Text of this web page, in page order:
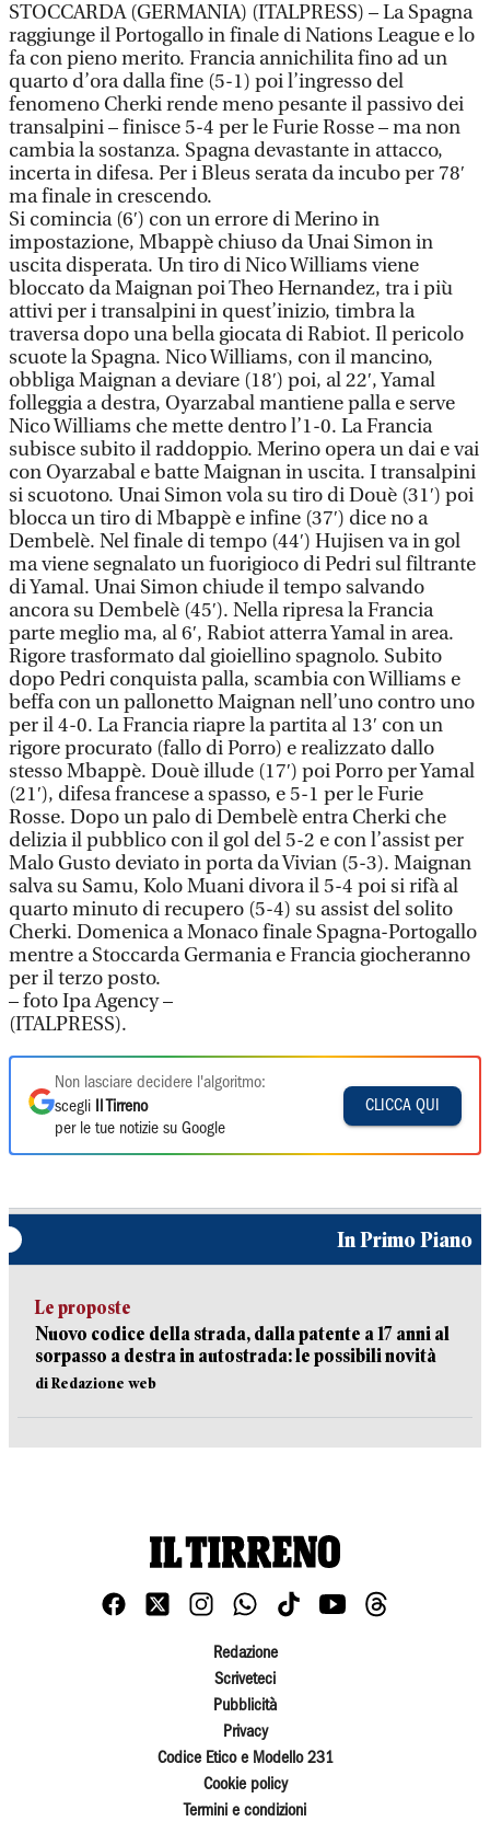
STOCCARDA (GERMANIA) (ITALPRESS) – La Spagna
raggiunge il Portogallo in finale di Nations League e lo
fa con pieno merito. Francia annichilita fino ad un
quarto d’ora dalla fine (5-1) poi l’ingresso del
fenomeno Cherki rende meno pesante il passivo dei
transalpini – finisce 5-4 per le Furie Rosse – ma non
cambia la sostanza. Spagna devastante in attacco,
incerta in difesa. Per i Bleus serata da incubo per 78′
ma finale in crescendo.
Si comincia (6′) con un errore di Merino in
impostazione, Mbappè chiuso da Unai Simon in
uscita disperata. Un tiro di Nico Williams viene
bloccato da Maignan poi Theo Hernandez, tra i più
attivi per i transalpini in quest’inizio, timbra la
traversa dopo una bella giocata di Rabiot. Il pericolo
scuote la Spagna. Nico Williams, con il mancino,
obbliga Maignan a deviare (18′) poi, al 22′, Yamal
folleggia a destra, Oyarzabal mantiene palla e serve
Nico Williams che mette dentro l’1-0. La Francia
subisce subito il raddoppio. Merino opera un dai e vai
con Oyarzabal e batte Maignan in uscita. I transalpini
si scuotono. Unai Simon vola su tiro di Douè (31′) poi
blocca un tiro di Mbappè e infine (37′) dice no a
Dembelè. Nel finale di tempo (44′) Hujisen va in gol
ma viene segnalato un fuorigioco di Pedri sul filtrante
di Yamal. Unai Simon chiude il tempo salvando
ancora su Dembelè (45′). Nella ripresa la Francia
parte meglio ma, al 6′, Rabiot atterra Yamal in area.
Rigore trasformato dal gioiellino spagnolo. Subito
dopo Pedri conquista palla, scambia con Williams e
beffa con un pallonetto Maignan nell’uno contro uno
per il 4-0. La Francia riapre la partita al 13′ con un
rigore procurato (fallo di Porro) e realizzato dallo
stesso Mbappè. Douè illude (17′) poi Porro per Yamal
(21′), difesa francese a spasso, e 5-1 per le Furie
Rosse. Dopo un palo di Dembelè entra Cherki che
delizia il pubblico con il gol del 5-2 e con l’assist per
Malo Gusto deviato in porta da Vivian (5-3). Maignan
salva su Samu, Kolo Muani divora il 5-4 poi si rifà al
quarto minuto di recupero (5-4) su assist del solito
Cherki. Domenica a Monaco finale Spagna-Portogallo
mentre a Stoccarda Germania e Francia giocheranno
per il terzo posto.
– foto Ipa Agency –
(ITALPRESS).
Non lasciare decidere l'algoritmo:
scegli
Il Tirreno
per le tue notizie su Google
CLICCA QUI
In Primo Piano
Le proposte
Nuovo codice della strada, dalla patente a 17 anni al
sorpasso a destra in autostrada: le possibili novità
di Redazione web
Redazione
Scriveteci
Pubblicità
Privacy
Codice Etico e Modello 231
Cookie policy
Termini e condizioni